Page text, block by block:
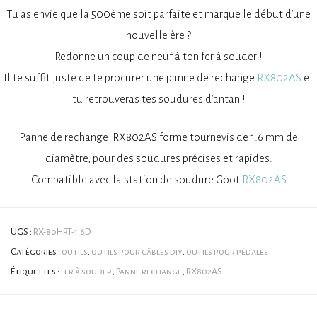
Tu as envie que la 500ème soit parfaite et marque le début d’une
nouvelle ère ?
Redonne un coup de neuf à ton fer à souder !
Il te suffit juste de te procurer une panne de rechange RX802AS et
tu retrouveras tes soudures d’antan !
Panne de rechange RX802AS forme tournevis de 1.6 mm de
diamètre, pour des soudures précises et rapides.
Compatible avec la station de soudure Goot RX802AS
UGS : RX-80HRT-1.6D
Catégories : outils, outils pour câbles diy, outils pour pédales
Étiquettes : fer à souder, Panne rechange, RX802AS